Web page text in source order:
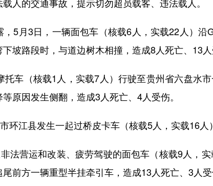
人的交通事故，提示切勿超员载客、违法载人。
月3日，一辆面包车（核载6人，实载22人）沿
坡路段时，与道边树木相撞，造成8人死亡、13人
（核载1人，实载7人）行驶至贵州省六盘水市
原因发生侧翻，造成3人死亡、4人受伤。
江县发生一起过桥皮卡车（核载5人，实载16人
营运和改装、疲劳驾驶的面包车（核载9人，实
前方一辆重型半挂牵引车，造成13人死亡、3人受